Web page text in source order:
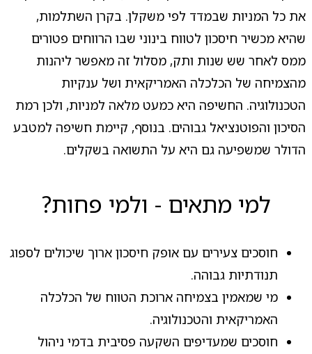
את כל המניות שבמדד לפי משקלן. בקרן השתלמות,
שהיא מכשיר חיסכון לטווח בינוני שבו הרווחים פטורים
ממס לאחר שש שנות ותק, מסלול זה מאפשר ליהנות
מהצמיחה של הכלכלה האמריקאית ושל ענקיות
הטכנולוגיה. החשיפה היא כמעט מלאה למניות, ולכן רמת
הסיכון והפוטנציאל גבוהים. בנוסף, קיימת חשיפה למטבע
הדולר שמשפיעה גם היא על התשואה בשקלים.
למי מתאים - ולמי פחות?
חוסכים צעירים עם אופק חיסכון ארוך שיכולים לספוג
תנודתיות גבוהה.
מי שמאמין בצמיחה ארוכת הטווח של הכלכלה
האמריקאית והטכנולוגיה.
חוסכים שמעדיפים השקעה פסיבית בדמי ניהול